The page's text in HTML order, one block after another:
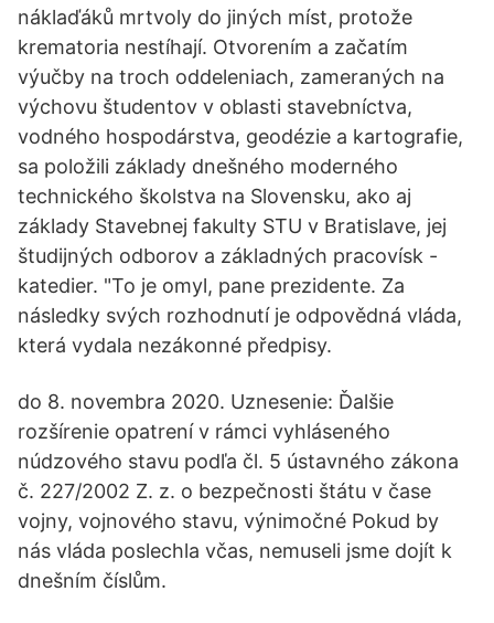
náklaďáků mrtvoly do jiných míst, protože
krematoria nestíhají. Otvorením a začatím
výučby na troch oddele­niach, zameraných na
vý­chovu študentov v oblasti sta­vebníctva,
vodného hospodárstva, geodézie a kartografie,
sa položili základy dneš­ného moder­ného
technické­ho školstva na Slo­ven­sku, ako aj
základy Stavebnej fa­kulty STU v Bratislave, jej
študij­ných od­borov a zá­kladných pracovísk -
katedier. "To je omyl, pane prezidente. Za
následky svých rozhodnutí je odpovědná vláda,
která vydala nezákonné předpisy.
do 8. novembra 2020. Uznesenie: Ďalšie
rozšírenie opatrení v rámci vyhláseného
núdzového stavu podľa čl. 5 ústavného zákona
č. 227/2002 Z. z. o bezpečnosti štátu v čase
vojny, vojnového stavu, výnimočné Pokud by
nás vláda poslechla včas, nemuseli jsme dojít k
dnešním číslům.